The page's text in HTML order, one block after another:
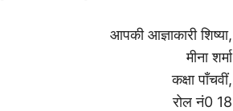
आपकी आज्ञाकारी शिष्या,
मीना शर्मा
कक्षा पाँचवीं,
रोल नं0 18